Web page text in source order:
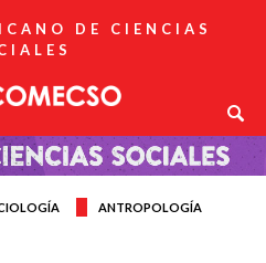
DE CIENCIAS
ANTROPOLOGÍA